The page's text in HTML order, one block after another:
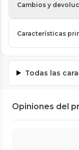
Cambios y
Características
Todas las
Opiniones del